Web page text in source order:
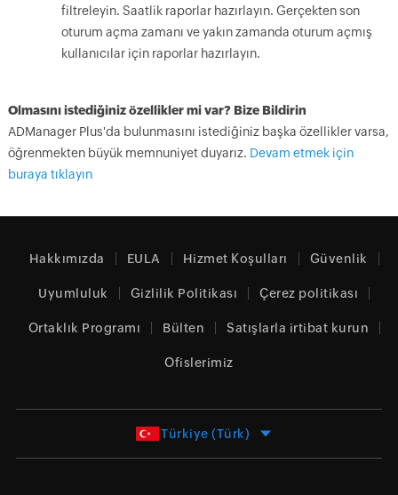
filtreleyin. Saatlik raporlar hazırlayın. Gerçekten son
oturum açma zamanı ve yakın zamanda oturum açmış
kullanıcılar için raporlar hazırlayın.
Olmasını istediğiniz özellikler mi var? Bize Bildirin
ADManager Plus'da bulunmasını istediğiniz başka özellikler varsa,
öğrenmekten büyük memnuniyet duyarız. Devam etmek için
buraya tıklayın
Hakkımızda EULA Hizmet Koşulları Güvenlik
Uyumluluk Gizlilik Politikası Çerez politikası
Ortaklık Programı Bülten Satışlarla irtibat kurun
Ofislerimiz
Türkiye (Türk)